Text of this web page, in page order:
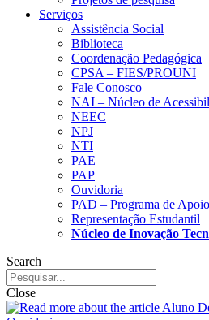
Serviços
Assistência Social
Biblioteca
Coordenação Pedagógica
CPSA – FIES/PROUNI
Fale Conosco
NAI – Núcleo de
NEEC
NPJ
NTI
PAE
PAP
Ouvidoria
PAD – Programa de
Representação Estudantil
Núcleo de Inovação
Search
Close